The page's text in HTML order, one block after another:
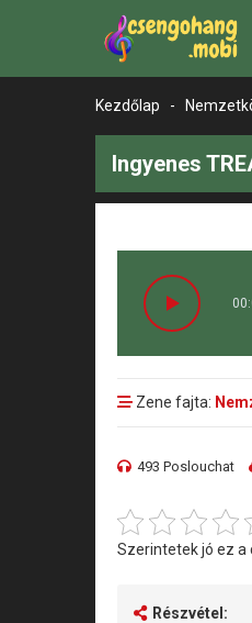
Kezdőlap -
Ingyenes
Zene fajta:
493 Poslouchat
Szerintetek jó ez a
Részvétel: